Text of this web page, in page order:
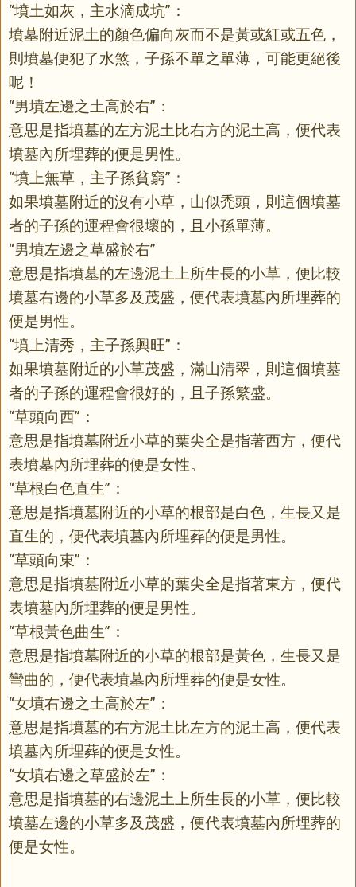
“墳土如灰，主水滴成坑”：
墳墓附近泥土的顏色偏向灰而不是黃或紅或五色，
則墳墓便犯了水煞，子孫不單之單薄，可能更絕後
呢！
“男墳左邊之土高於右”：
意思是指墳墓的左方泥土比右方的泥土高，便代表
墳墓內所埋葬的便是男性。
“墳上無草，主子孫貧窮”：
如果墳墓附近的沒有小草，山似禿頭，則這個墳墓
者的子孫的運程會很壞的，且小孫單薄。
“男墳左邊之草盛於右”
意思是指墳墓的左邊泥土上所生長的小草，便比較
墳墓右邊的小草多及茂盛，便代表墳墓內所埋葬的
便是男性。
“墳上清秀，主子孫興旺”：
如果墳墓附近的小草茂盛，滿山清翠，則這個墳墓
者的子孫的運程會很好的，且子孫繁盛。
“草頭向西”：
意思是指墳墓附近小草的葉尖全是指著西方，便代
表墳墓內所埋葬的便是女性。
“草根白色直生”：
意思是指墳墓附近的小草的根部是白色，生長又是
直生的，便代表墳墓內所埋葬的便是男性。
“草頭向東”：
意思是指墳墓附近小草的葉尖全是指著東方，便代
表墳墓內所埋葬的便是男性。
“草根黃色曲生”：
意思是指墳墓附近的小草的根部是黃色，生長又是
彎曲的，便代表墳墓內所埋葬的便是女性。
“女墳右邊之土高於左”：
意思是指墳墓的右方泥土比左方的泥土高，便代表
墳墓內所埋葬的便是女性。
“女墳右邊之草盛於左”：
意思是指墳墓的右邊泥土上所生長的小草，便比較
墳墓左邊的小草多及茂盛，便代表墳墓內所埋葬的
便是女性。